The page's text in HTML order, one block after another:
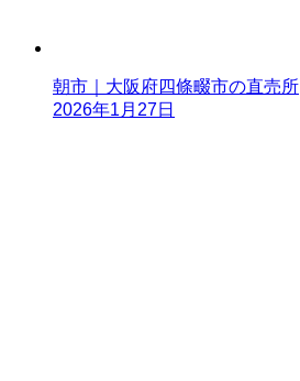
朝市｜大阪府四條畷市の直売所
2026年1月27日